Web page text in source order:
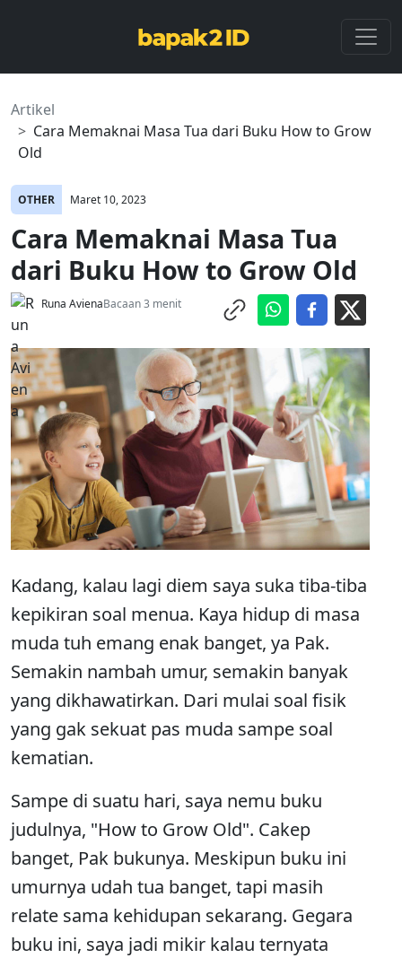
Artikel
Cara Memaknai Masa Tua dari Buku How to Grow
Old
OTHER Maret 10, 2023
Cara Memaknai Masa Tua
dari Buku How to Grow Old
Runa AvienaBacaan 3 menit
Kadang, kalau lagi diem saya suka tiba-tiba
kepikiran soal menua. Kaya hidup di masa
muda tuh emang enak banget, ya Pak.
Semakin nambah umur, semakin banyak
yang dikhawatirkan. Dari mulai soal fisik
yang gak sekuat pas muda sampe soal
kematian.
Sampe di suatu hari, saya nemu buku
judulnya, "How to Grow Old". Cakep
banget, Pak bukunya. Meskipun buku ini
umurnya udah tua banget, tapi masih
relate sama kehidupan sekarang. Gegara
buku ini, saya jadi mikir kalau ternyata